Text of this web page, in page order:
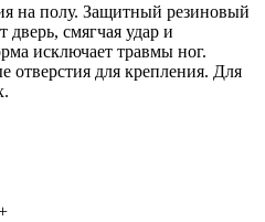
на полу. Защитный резиновый
дверь, смягчая удар и
исключает травмы ног.
для крепления. Для